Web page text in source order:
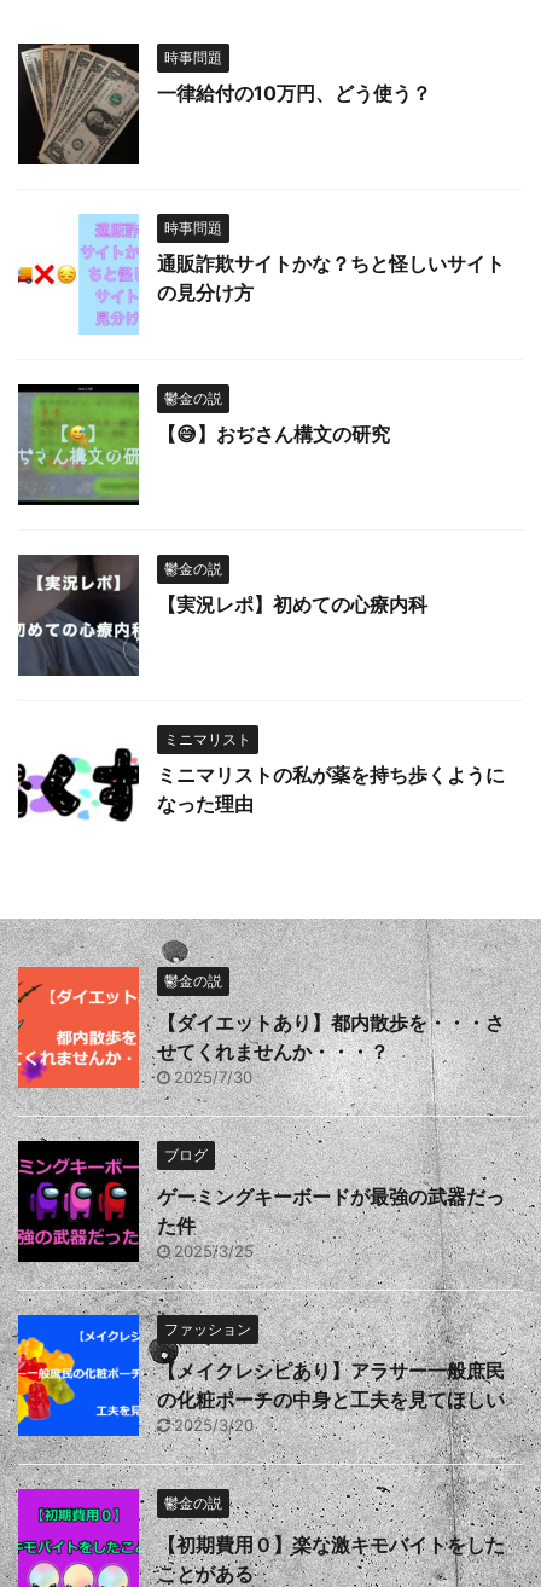
時事問題
一律給付の10万円、どう使う？
時事問題
通販詐欺サイトかな？ちと怪しいサイト
の見分け方
鬱金の説
【😅】おぢさん構文の研究
鬱金の説
【実況レポ】初めての心療内科
ミニマリスト
ミニマリストの私が薬を持ち歩くように
なった理由
鬱金の説
【ダイエットあり】都内散歩を・・・さ
せてくれませんか・・・？
2025/7/30
ブログ
ゲーミングキーボードが最強の武器だっ
た件
2025/3/25
ファッション
【メイクレシピあり】アラサー一般庶民
の化粧ポーチの中身と工夫を見てほしい
2025/3/20
鬱金の説
【初期費用０】楽な激キモバイトをした
ことがある